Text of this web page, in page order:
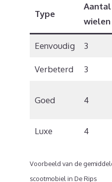
Type
Aantal
wielen
Eenvoudig 3
Verbeterd 3
Goed 4
Luxe 4
Voorbeeld van de
scootmobiel in De Rips